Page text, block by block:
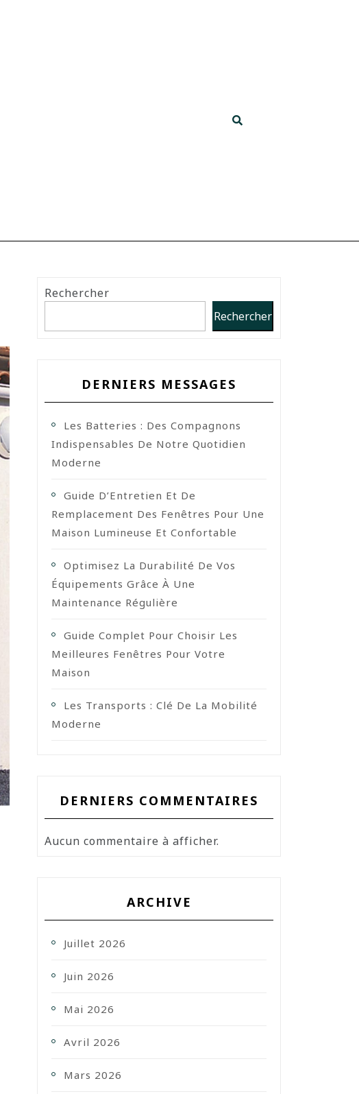
Rechercher
Rechercher
DERNIERS MESSAGES
Les Batteries : Des Compagnons
Indispensables De Notre Quotidien
Moderne
Guide D’Entretien Et De
Remplacement Des Fenêtres Pour Une
Maison Lumineuse Et Confortable
Optimisez La Durabilité De Vos
Équipements Grâce À Une
Maintenance Régulière
Guide Complet Pour Choisir Les
Meilleures Fenêtres Pour Votre
Maison
Les Transports : Clé De La Mobilité
Moderne
DERNIERS COMMENTAIRES
Aucun commentaire à afficher.
ARCHIVE
Juillet 2026
Juin 2026
Mai 2026
Avril 2026
Mars 2026